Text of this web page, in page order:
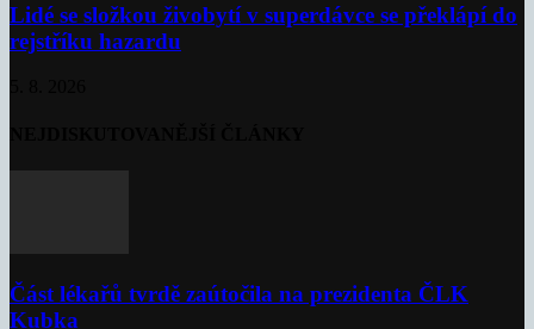
Lidé se složkou živobytí v superdávce se překlápí do
rejstříku hazardu
Část lékařů tvrdě zaútočila na prezidenta ČLK
Kubka